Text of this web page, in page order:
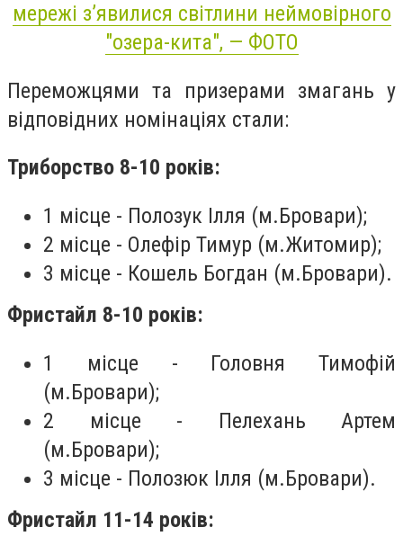
мережі з’явилися світлини неймовірного
"озера-кита", — ФОТО
Переможцями та призерами змагань у
відповідних номінаціях стали:
Триборство 8-10 років:
1 місце - Полозук Ілля (м.Бровари);
2 місце - Олефір Тимур (м.Житомир);
3 місце - Кошель Богдан (м.Бровари).
Фристайл 8-10 років:
1 місце - Головня Тимофій
(м.Бровари);
2 місце - Пелехань Артем
(м.Бровари);
3 місце - Полозюк Ілля (м.Бровари).
Фристайл 11-14 років: